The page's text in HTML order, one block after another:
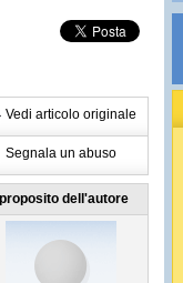
Vedi articolo originale
Segnala un abuso
dell'autore